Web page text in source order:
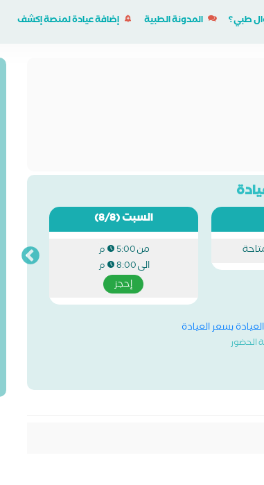
طبي؟ المدونة الطبية إضافة عيادة لمنصة إكشف
السبت(8/8)
من5:00 م
الى8:00 م
إحجز
بسعر العيادة
الحضور